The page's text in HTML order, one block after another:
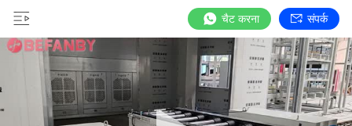
चैट करना संपर्क